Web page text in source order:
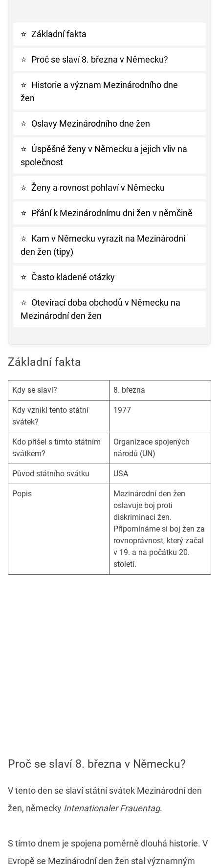
⭐ Základní fakta
⭐ Proč se slaví 8. března v Německu?
⭐ Historie a význam Mezinárodního dne
žen
⭐ Oslavy Mezinárodního dne žen
⭐ Úspěšné ženy v Německu a jejich vliv na
společnost
⭐ Ženy a rovnost pohlaví v Německu
⭐ Přání k Mezinárodnímu dni žen v němčině
⭐ Kam v Německu vyrazit na Mezinárodní
den žen (tipy)
⭐ Často kladené otázky
⭐ Otevírací doba obchodů v Německu na
Mezinárodní den žen
Základní fakta
Kdy se slaví? 8. března
Kdy vznikl tento státní
svátek?
1977
Kdo přišel s tímto státním
svátkem?
Organizace spojených
národů (UN)
Původ státního svátku USA
Popis
Mezinárodní den žen
oslavuje boj proti
diskriminaci žen.
Připomínáme si boj žen za
rovnoprávnost, který začal
v 19. a na počátku 20.
století.
Proč se slaví 8. března v Německu?
V tento den se slaví státní svátek Mezinárodní den
žen, německy Intenationaler Frauentag.
S tímto dnem je spojena poměrně dlouhá historie. V
Evropě se Mezinárodní den žen stal významným